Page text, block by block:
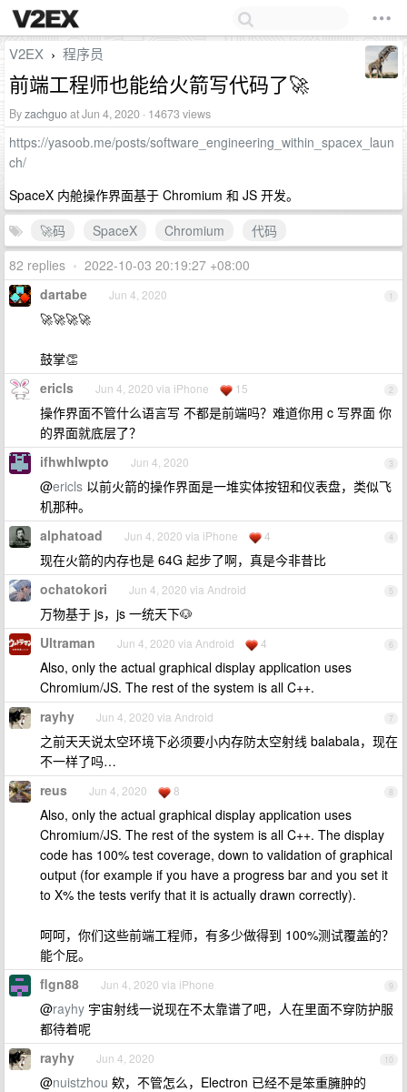
V2EX › 程序员
前端工程师也能给火箭写代码了🚀
Byzachguoat Jun 4, 2020 · 14673 views
https://yasoob.me/posts/software_engineering_within_spacex_laun
ch/
SpaceX 内舱操作界面基于 Chromium 和 JS 开发。
🚀码
SpaceX Chromium
代码
82 replies • 2022-10-03 20:19:27 +08:00
1
dartabe Jun 4, 2020
🚀🚀🚀🚀
鼓掌👏
2
ericls Jun 4, 2020 via iPhone 15
操作界面不管什么语言写 不都是前端吗？难道你用 c 写界面 你
的界面就底层了？
3
ifhwhlwpto Jun 4, 2020
@ericls 以前火箭的操作界面是一堆实体按钮和仪表盘，类似飞
机那种。
4
alphatoad Jun 4, 2020 via iPhone 4
现在火箭的内存也是 64G 起步了啊，真是今非昔比
5
ochatokori Jun 4, 2020 via Android
万物基于 js，js 一统天下🐶
6
Ultraman Jun 4, 2020 via Android 4
Also, only the actual graphical display application uses
Chromium/JS. The rest of the system is all C++.
7
rayhy Jun 4, 2020 via Android
之前天天说太空环境下必须要小内存防太空射线 balabala，现在
不一样了吗…
8
reus Jun 4, 2020 8
Also, only the actual graphical display application uses
Chromium/JS. The rest of the system is all C++. The display
code has 100% test coverage, down to validation of graphical
output (for example if you have a progress bar and you set it
to X% the tests verify that it is actually drawn correctly).
呵呵，你们这些前端工程师，有多少做得到 100%测试覆盖的？
能个屁。
9
flgn88 Jun 4, 2020 via iPhone
@rayhy 宇宙射线一说现在不太靠谱了吧，人在里面不穿防护服
都待着呢
10
rayhy Jun 4, 2020
@nuistzhou 欸，不管怎么，Electron 已经不是笨重臃肿的